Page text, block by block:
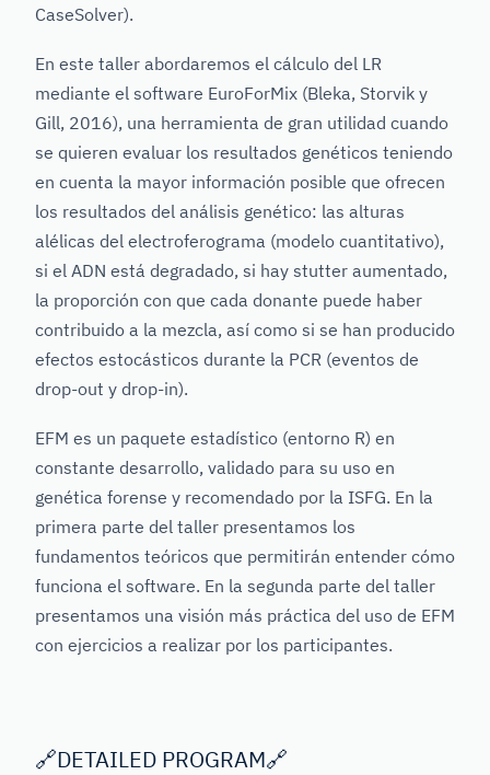
CaseSolver).
En este taller abordaremos el cálculo del LR
mediante el software EuroForMix (Bleka, Storvik y
Gill, 2016), una herramienta de gran utilidad cuando
se quieren evaluar los resultados genéticos teniendo
en cuenta la mayor información posible que ofrecen
los resultados del análisis genético: las alturas
alélicas del electroferograma (modelo cuantitativo),
si el ADN está degradado, si hay stutter aumentado,
la proporción con que cada donante puede haber
contribuido a la mezcla, así como si se han producido
efectos estocásticos durante la PCR (eventos de
drop-out y drop-in).
EFM es un paquete estadístico (entorno R) en
constante desarrollo, validado para su uso en
genética forense y recomendado por la ISFG. En la
primera parte del taller presentamos los
fundamentos teóricos que permitirán entender cómo
funciona el software. En la segunda parte del taller
presentamos una visión más práctica del uso de EFM
con ejercicios a realizar por los participantes.
🔗DETAILED PROGRAM🔗